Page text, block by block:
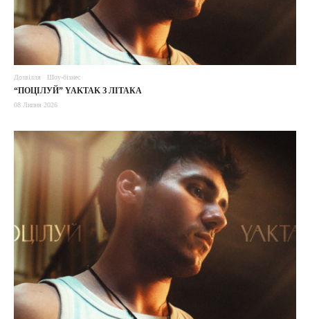
Дозвілля Шоу-бізнес
“ПОЦІЛУЙ” YAKTAK З ЛІТАКА
08 Липня 2026